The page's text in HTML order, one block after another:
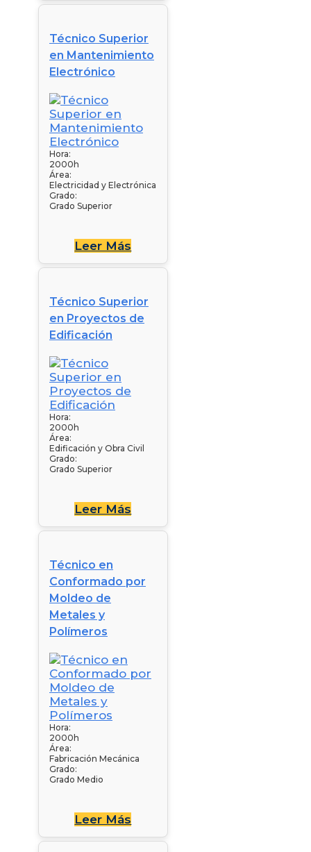
Técnico Superior
en Mantenimiento
Electrónico
Hora:
2000h
Área:
Electricidad y Electrónica
Grado:
Grado Superior
Leer Más
Técnico Superior
en Proyectos de
Edificación
Hora:
2000h
Área:
Edificación y Obra Civil
Grado:
Grado Superior
Leer Más
Técnico en
Conformado por
Moldeo de
Metales y
Polímeros
Hora:
2000h
Área:
Fabricación Mecánica
Grado:
Grado Medio
Leer Más